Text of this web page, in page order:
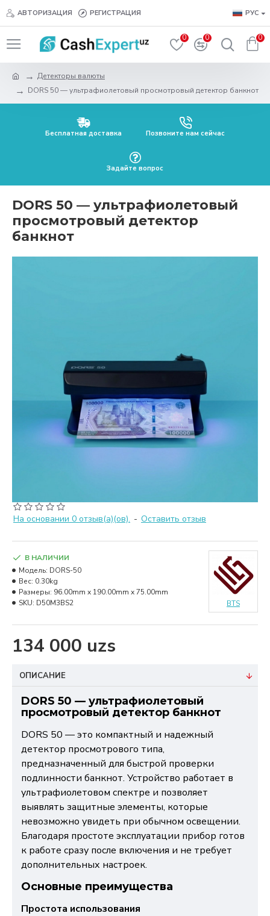
АВТОРИЗАЦИЯ РЕГИСТРАЦИЯ РУС
0 0 0
Детекторы валюты
DORS 50 — ультрафиолетовый просмотровый детектор банкнот
Бесплатная доставка Позвоните нам сейчас
Задайте вопрос
DORS 50 — ультрафиолетовый
просмотровый детектор
банкнот
На основании 0 отзыв(а)(ов). - Оставить отзыв
134 000 uzs
В НАЛИЧИИ
Модель: DORS-50
Вес: 0.30kg
Размеры: 96.00mm x 190.00mm x 75.00mm
SKU: D50M3BS2 BTS
ОПИСАНИЕ
DORS 50 — ультрафиолетовый
просмотровый детектор банкнот
DORS 50 — это компактный и надежный
детектор просмотрового типа,
предназначенный для быстрой проверки
подлинности банкнот. Устройство работает в
ультрафиолетовом спектре и позволяет
выявлять защитные элементы, которые
невозможно увидеть при обычном освещении.
Благодаря простоте эксплуатации прибор готов
к работе сразу после включения и не требует
дополнительных настроек.
Основные преимущества
Простота использования